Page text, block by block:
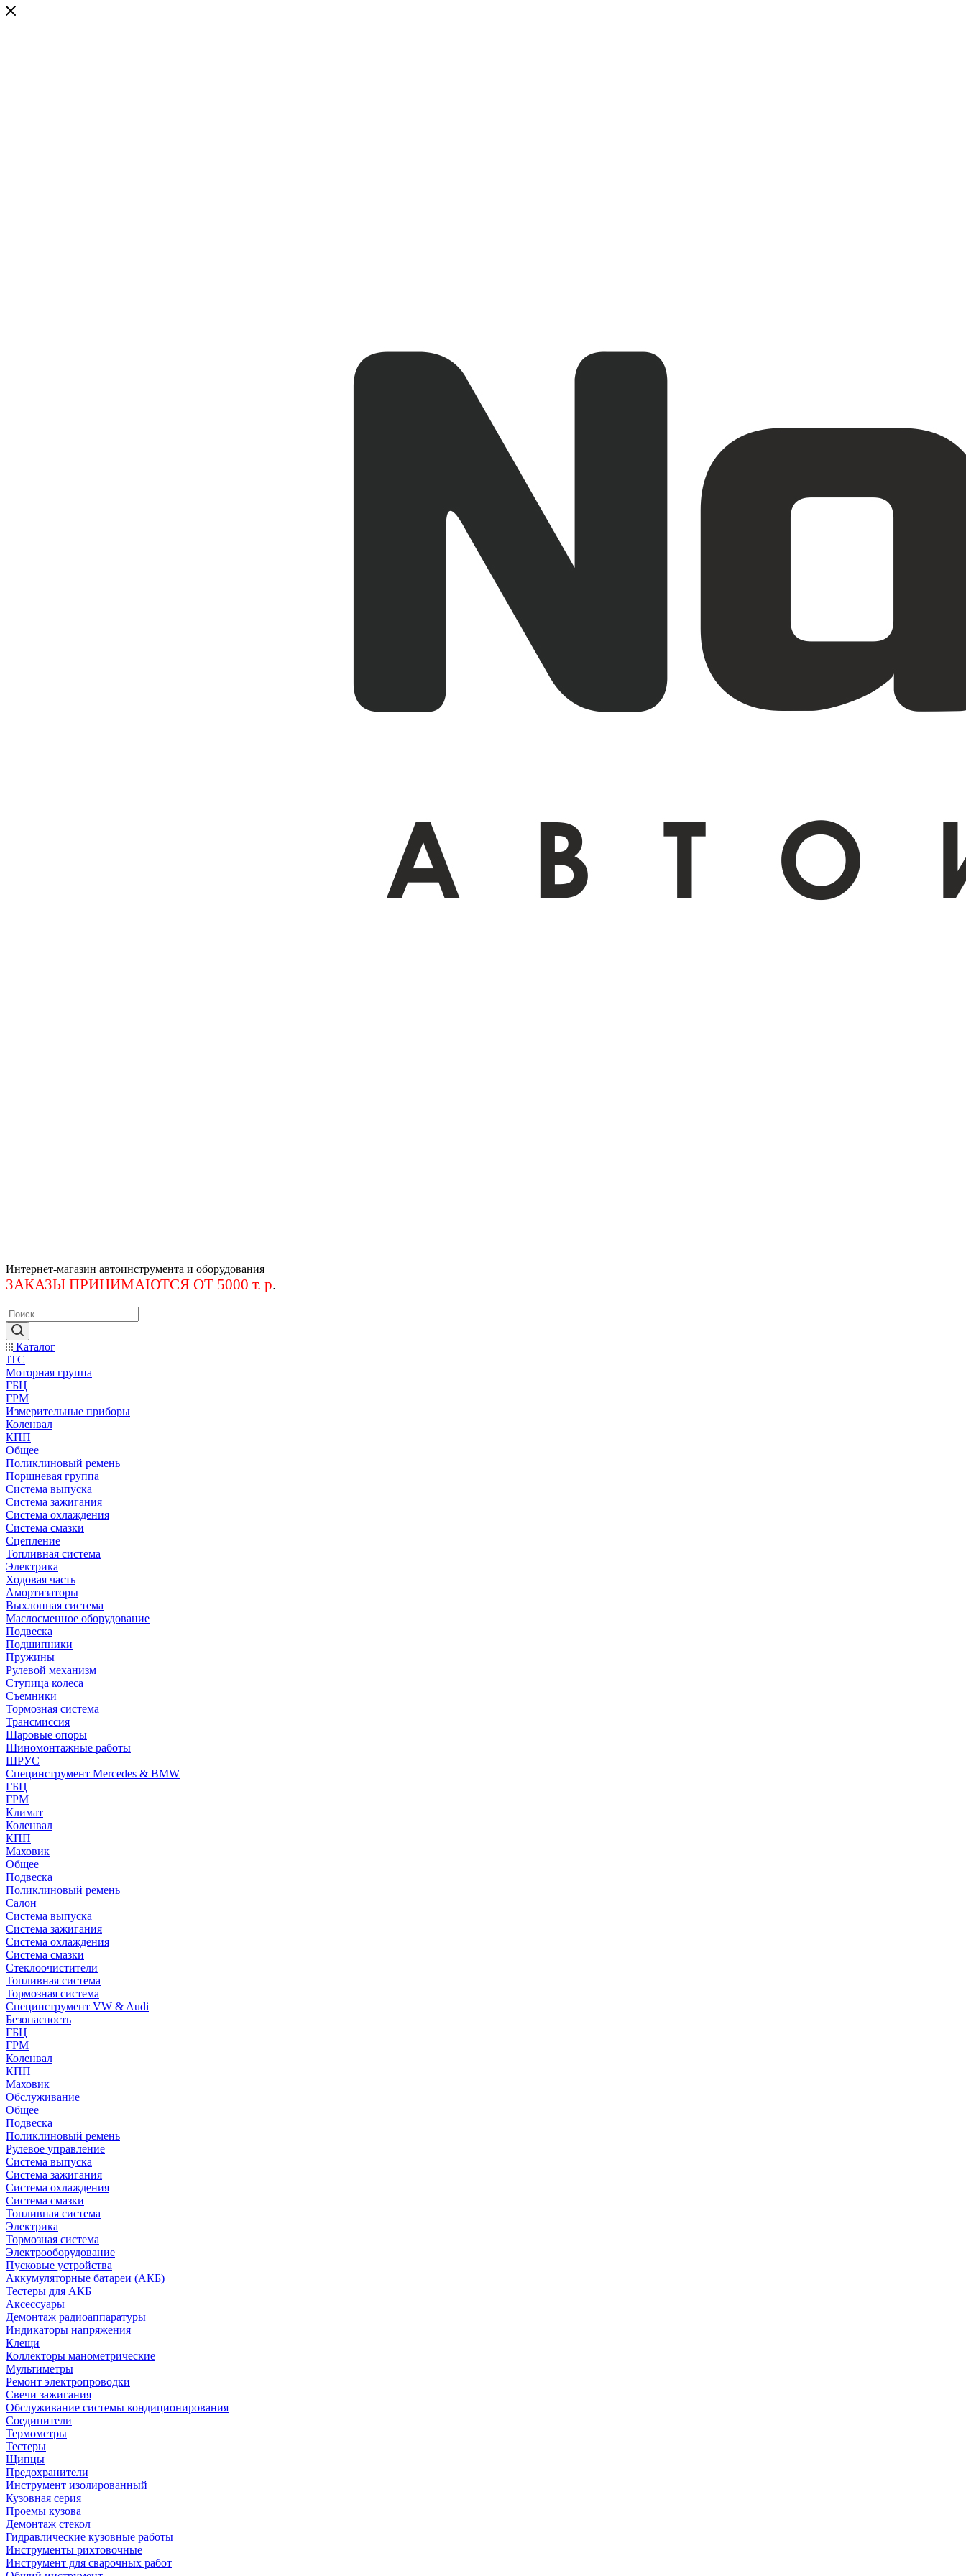
Интернет-магазин автоинструмента и оборудования
ЗАКАЗЫ ПРИНИМАЮТСЯ ОТ 5000 т. р.
Каталог
JTC
Моторная группа
ГБЦ
ГРМ
Измерительные приборы
Коленвал
КПП
Общее
Поликлиновый ремень
Поршневая группа
Система выпуска
Система зажигания
Система охлаждения
Система смазки
Сцепление
Топливная система
Электрика
Ходовая часть
Амортизаторы
Выхлопная система
Маслосменное оборудование
Подвеска
Подшипники
Пружины
Рулевой механизм
Ступица колеса
Съемники
Тормозная система
Трансмиссия
Шаровые опоры
Шиномонтажные работы
ШРУС
Специнструмент Mercedes & BMW
ГБЦ
ГРМ
Климат
Коленвал
КПП
Маховик
Общее
Подвеска
Поликлиновый ремень
Салон
Система выпуска
Система зажигания
Система охлаждения
Система смазки
Стеклоочистители
Топливная система
Тормозная система
Специнструмент VW & Audi
Безопасность
ГБЦ
ГРМ
Коленвал
КПП
Маховик
Обслуживание
Общее
Подвеска
Поликлиновый ремень
Рулевое управление
Система выпуска
Система зажигания
Система охлаждения
Система смазки
Топливная система
Электрика
Тормозная система
Электрооборудование
Пусковые устройства
Аккумуляторные батареи (АКБ)
Тестеры для АКБ
Аксессуары
Демонтаж радиоаппаратуры
Индикаторы напряжения
Клещи
Коллекторы манометрические
Мультиметры
Ремонт электропроводки
Свечи зажигания
Обслуживание системы кондиционирования
Соединители
Термометры
Тестеры
Щипцы
Предохранители
Инструмент изолированный
Кузовная серия
Проемы кузова
Демонтаж стекол
Гидравлические кузовные работы
Инструменты рихтовочные
Инструмент для сварочных работ